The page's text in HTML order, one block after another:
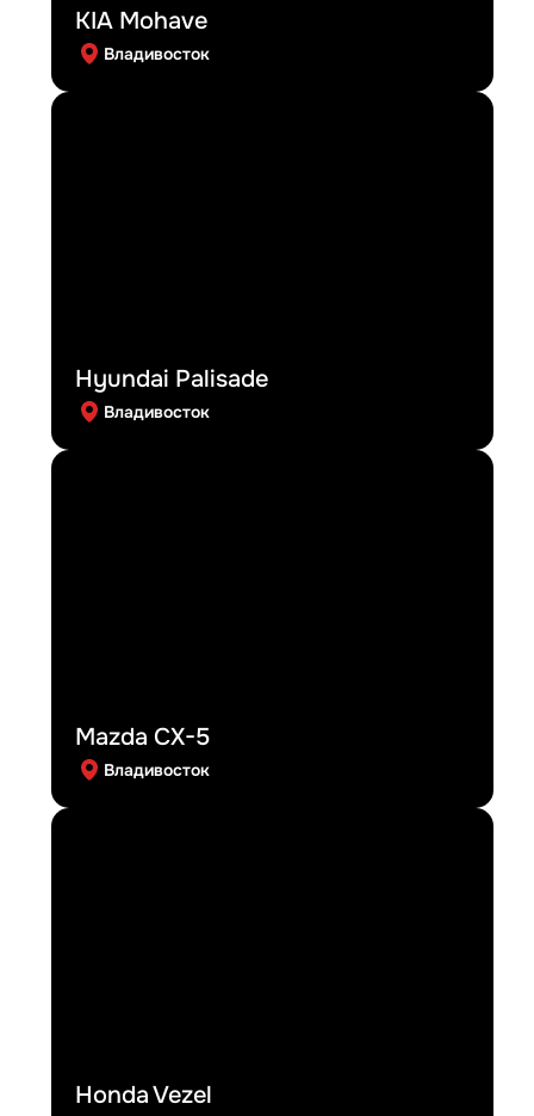
KIA Mohave
Владивосток
Hyundai Palisade
Владивосток
Mazda CX-5
Владивосток
Honda Vezel